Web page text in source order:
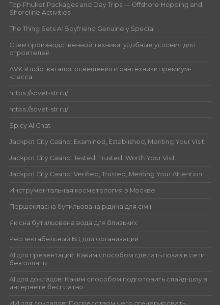
Top Phuket Packages and Day Trips — Offshore Hopping and
Shoreline Activities
The Thing Sets AI Boyfriend Genuinely Special
Съём производственной техники: удобные условия для
строителей
AVK studio: каталог освещения и сантехники премиум-
класса
https://sovet-str.ru/
https://sovet-str.ru/
Spicy AI Chat
Jackpot City Casino: Examined, Established, Meriting Your Visit
Jackpot City Casino: Tested, Trusted, Worth Your Visit
Jackpot City Casino: Verified, Trusted, Meriting Your Attention
Инструментальная косметология в Москве
Першокласна бутильована рідина для сім’ї
Якісна бутильована вода для близьких
Респектабельный БЦ для организаций
AI для презентаций: Каким способом сделать показ в сети
без оплаты
AI для докладов: Каким способом подготовить слайд-шоу в
интернете бесплатно
ИИ для докладов: Посредством чего сгенерировать